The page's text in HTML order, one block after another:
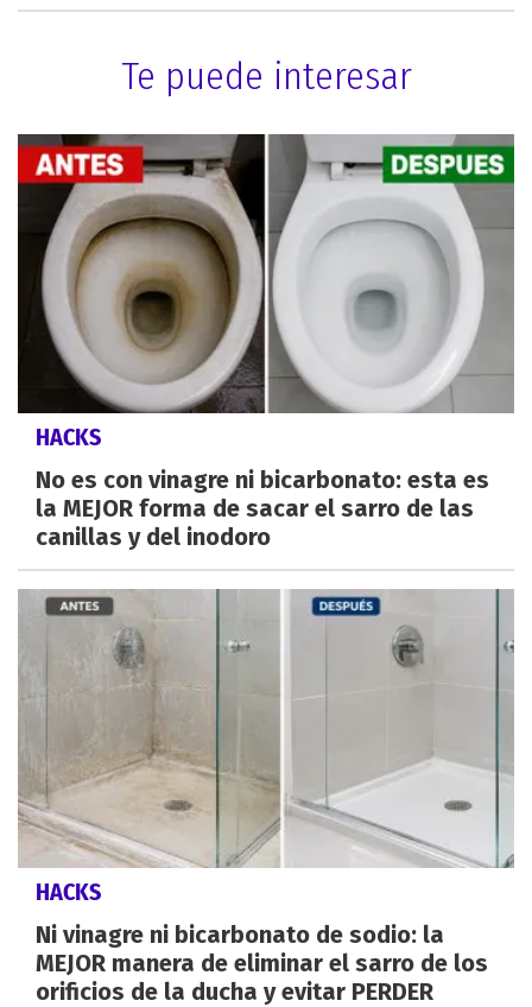
Te puede interesar
HACKS
No es con vinagre ni bicarbonato: esta es
la MEJOR forma de sacar el sarro de las
canillas y del inodoro
HACKS
Ni vinagre ni bicarbonato de sodio: la
MEJOR manera de eliminar el sarro de los
orificios de la ducha y evitar PERDER